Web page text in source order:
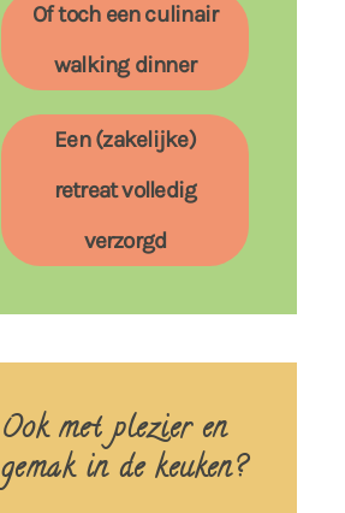
Of toch een culinair
walking dinner
Een (zakelijke)
retreat volledig
verzorgd
Ook met plezier en
gemak in de keuken?